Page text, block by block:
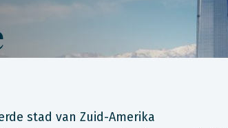
stad van Zuid-Amerika